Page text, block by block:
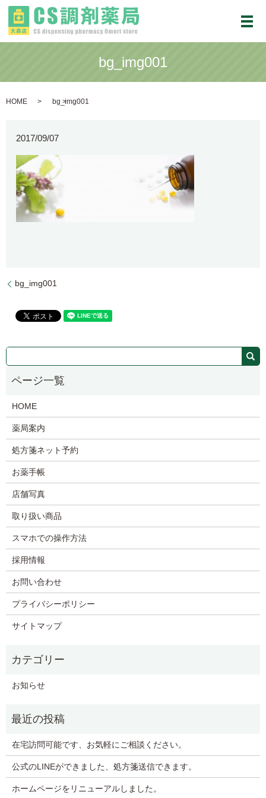
メ
bg_img001
HOME bg_img001
2017/09/07
bg_img001
HOME
薬局案内
処方箋ネット予約
お薬手帳
店舗写真
取り扱い商品
スマホでの操作方法
採用情報
お問い合わせ
プライバシーポリシー
サイトマップ
お知らせ
在宅訪問可能です、お気軽にご相談ください。
公式のLINEができました、処方箋送信できます。
ホームページをリニューアルしました。